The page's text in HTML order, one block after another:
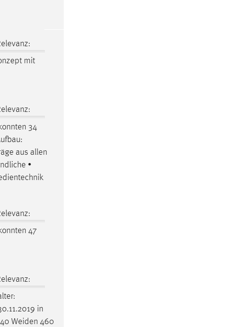
mit
34
aus allen
•
47
in
Weiden 460